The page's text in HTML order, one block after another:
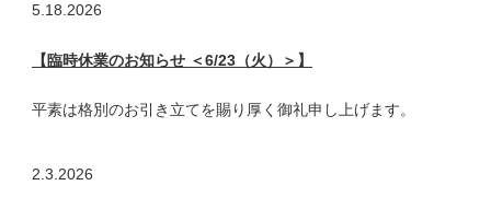
5.18 2026
【臨時休業のお知らせ ＜6/23（火）＞】
平素は格別のお引き立てを賜り厚く御礼申し上げます。
2.3 2026